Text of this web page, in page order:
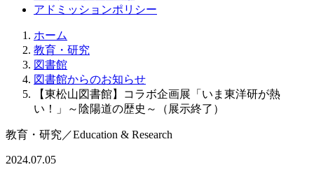
アドミッションポリシー
ホーム
教育・研究
図書館
図書館からのお知らせ
【東松山図書館】コラボ企画展「いま東洋研が熱
い！」～陰陽道の歴史～（展示終了）
教育・研究 ／Education & Research
2024.07.05